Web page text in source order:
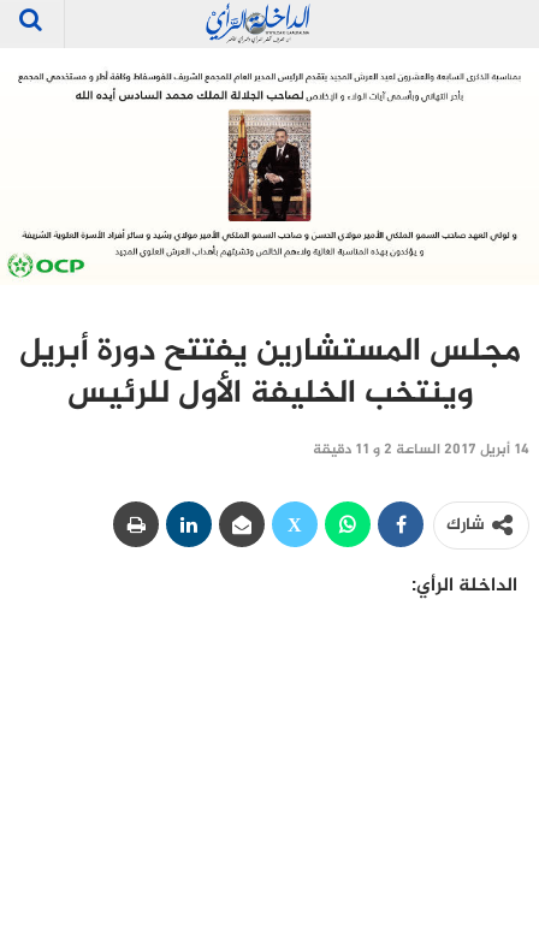
مجلس المستشارين يفتتح دورة أبريل
وينتخب الخليفة الأول للرئيس
14 أبريل 2017 الساعة 2 و 11 دقيقة
شارك
الداخلة الرأي: